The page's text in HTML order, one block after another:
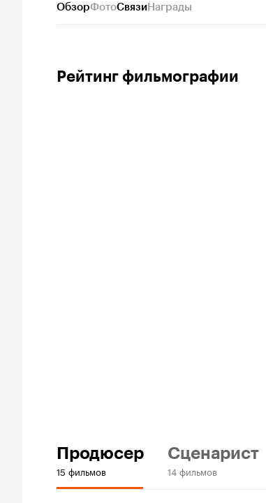
ОбзорФотоСвязиНаграды
Рейтинг фильмографии
Продюсер
15 фильмов
Сценарист
14 фильмов